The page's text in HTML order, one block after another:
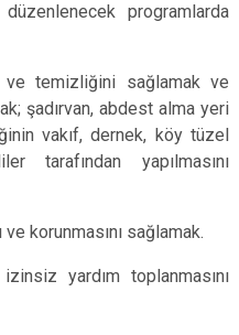
programlarda
temizliğini sağlamak ve
şadırvan, abdest alma yeri
vakıf, dernek, köy tüzel
tarafından yapılmasını
ve korunmasını sağlamak.
yardım toplanmasını